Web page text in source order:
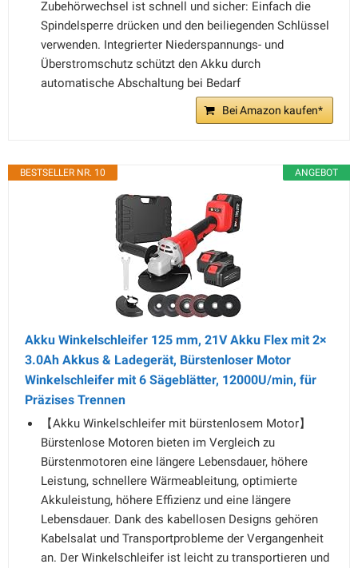
Zubehörwechsel ist schnell und sicher: Einfach die
Spindelsperre drücken und den beiliegenden Schlüssel
verwenden. Integrierter Niederspannungs- und
Überstromschutz schützt den Akku durch
automatische Abschaltung bei Bedarf
Bei Amazon kaufen*
ANGEBOT
BESTSELLER NR. 10
Akku Winkelschleifer 125 mm, 21V Akku Flex mit 2×
3.0Ah Akkus & Ladegerät, Bürstenloser Motor
Winkelschleifer mit 6 Sägeblätter, 12000U/min, für
Präzises Trennen
【Akku Winkelschleifer mit bürstenlosem Motor】
Bürstenlose Motoren bieten im Vergleich zu
Bürstenmotoren eine längere Lebensdauer, höhere
Leistung, schnellere Wärmeableitung, optimierte
Akkuleistung, höhere Effizienz und eine längere
Lebensdauer. Dank des kabellosen Designs gehören
Kabelsalat und Transportprobleme der Vergangenheit
an. Der Winkelschleifer ist leicht zu transportieren und